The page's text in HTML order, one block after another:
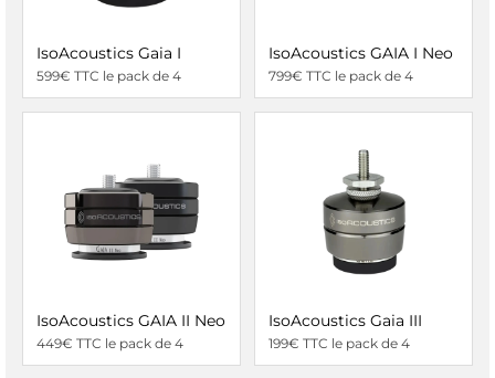
IsoAcoustics Gaia I
599€ TTC le pack de 4
IsoAcoustics GAIA I Neo
799€ TTC le pack de 4
IsoAcoustics GAIA II Neo
449€ TTC le pack de 4
IsoAcoustics Gaia III
199€ TTC le pack de 4